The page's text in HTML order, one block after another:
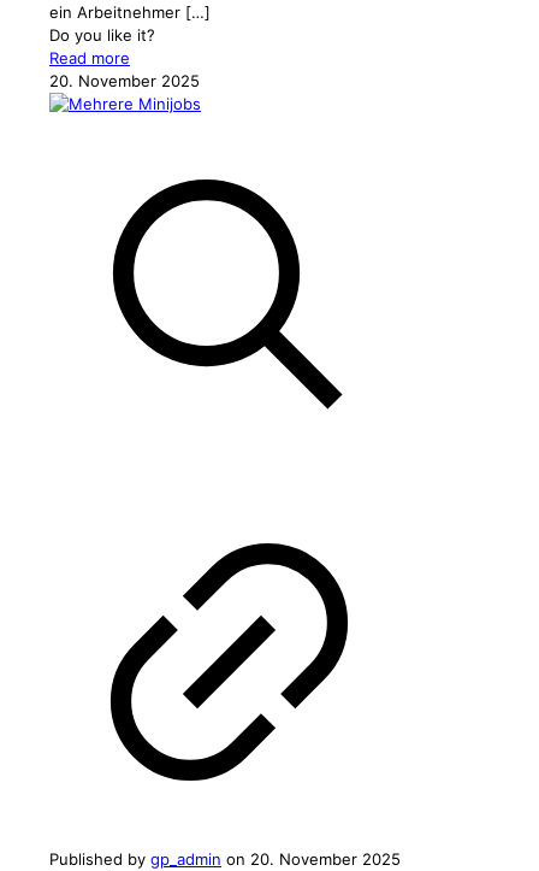
ein Arbeitnehmer […]
Do you like it?
Read more
20. November 2025
Published by gp_admin on 20. November 2025